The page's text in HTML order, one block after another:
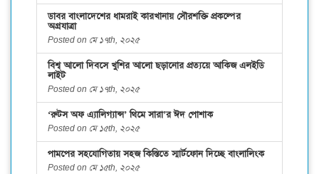
ডাবর বাংলাদেশের ধামরাই কারখানায় সৌরশক্তি প্রকল্পের
অগ্রযাত্রা
Posted on মে ১৭th, ২০২৫
বিশ্ব আলো দিবসে খুশির আলো ছড়ানোর প্রত্যয়ে আকিজ এলইডি
লাইট
Posted on মে ১৭th, ২০২৫
‘রুটস অফ এ্যালিগ্যান্স’ থিমে সারা’র ঈদ পোশাক
Posted on মে ১৫th, ২০২৫
পামপের সহযোগিতায় সহজ কিস্তিতে স্মার্টফোন দিচ্ছে বাংলালিংক
Posted on মে ১৫th, ২০২৫